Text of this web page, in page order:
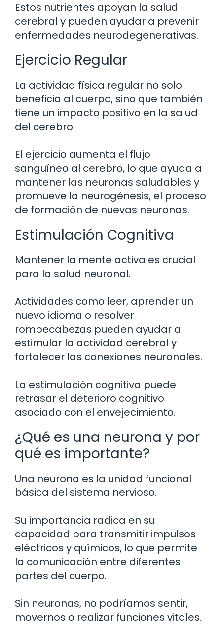
Estos nutrientes apoyan la salud
cerebral y pueden ayudar a prevenir
enfermedades neurodegenerativas.
Ejercicio Regular
La actividad física regular no solo
beneficia al cuerpo, sino que también
tiene un impacto positivo en la salud
del cerebro.
El ejercicio aumenta el flujo
sanguíneo al cerebro, lo que ayuda a
mantener las neuronas saludables y
promueve la neurogénesis, el proceso
de formación de nuevas neuronas.
Estimulación Cognitiva
Mantener la mente activa es crucial
para la salud neuronal.
Actividades como leer, aprender un
nuevo idioma o resolver
rompecabezas pueden ayudar a
estimular la actividad cerebral y
fortalecer las conexiones neuronales.
La estimulación cognitiva puede
retrasar el deterioro cognitivo
asociado con el envejecimiento.
¿Qué es una neurona y por
qué es importante?
Una neurona es la unidad funcional
básica del sistema nervioso.
Su importancia radica en su
capacidad para transmitir impulsos
eléctricos y químicos, lo que permite
la comunicación entre diferentes
partes del cuerpo.
Sin neuronas, no podríamos sentir,
movernos o realizar funciones vitales.